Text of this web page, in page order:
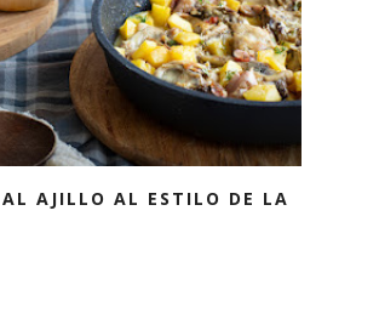
AL AJILLO AL ESTILO DE LA